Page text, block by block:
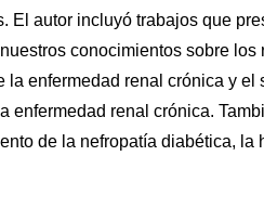
El autor incluyó trabajos que
conocimientos sobre
la enfermedad renal crónica y
enfermedad renal crónica.
de la nefropatía diabética,